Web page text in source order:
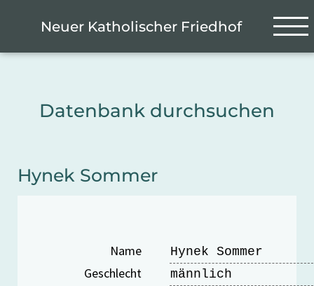
Neuer Katholischer Friedhof
Datenbank durchsuchen
Hynek Sommer
Name Hynek Sommer
Geschlecht männlich